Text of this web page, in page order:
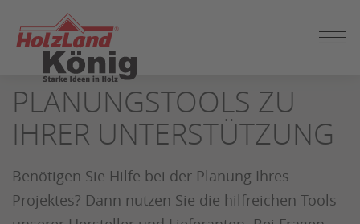
SEITENINHALT
SPRINGEN
PLANUNGSTOOLS ZU
IHRER UNTERSTÜTZUNG
Benötigen Sie Hilfe bei der Planung Ihres
Projektes? Dann nutzen Sie die hilfreichen Tools